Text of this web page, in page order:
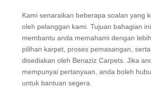
Kami senaraikan beberapa soalan yang
oleh pelanggan kami. Tujuan bahagian
membantu anda memahami dengan
pilihan karpet, proses pemasangan,
disediakan oleh Benaziz Carpets. Jika
mempunyai pertanyaan, anda boleh
untuk bantuan segera.